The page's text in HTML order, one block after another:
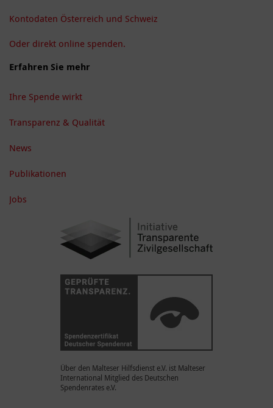
Kontodaten Österreich und Schweiz
Oder direkt online spenden.
Erfahren Sie mehr
Ihre Spende wirkt
Transparenz & Qualität
News
Publikationen
Jobs
Über den Malteser Hilfsdienst e.V. ist Malteser
International Mitglied des Deutschen
Spendenrates e.V.